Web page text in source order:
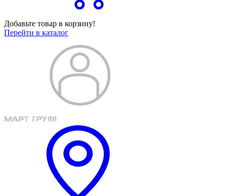
Добавьте товар в корзину!
Перейти в каталог